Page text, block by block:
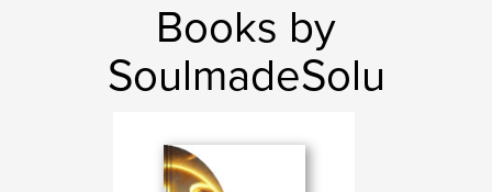
Books by
SoulmadeSolu